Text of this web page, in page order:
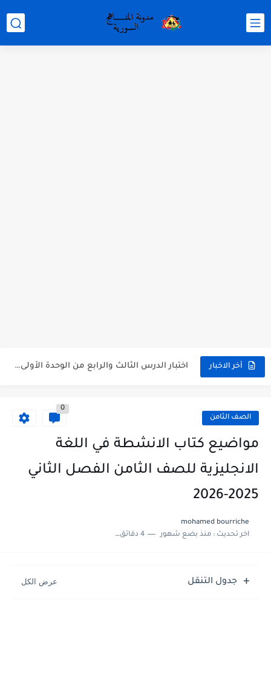
أخر الاخبار اختبار الدرس الثالث والرابع من الوحدة الأولى مع الحل في...
سلم تصحيح مادة اللغة العربية لشهادة التعليم الاساسي والاعدادية الشرعية...
حل أسئلة الكيمياء بكالوريا علمي دورة 2026
الصف الثامن
0
مواضيع كتاب الانشطة في اللغة
الانجليزية للصف الثامن الفصل الثاني
2025-2026
mohamed bourriche
اخر تحديث :منذ بضع شهور 4 دقائق للقراءة
جدول التنقل